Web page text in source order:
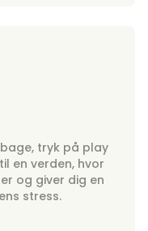
tryk på play
en verden, hvor
og giver dig en
stress.